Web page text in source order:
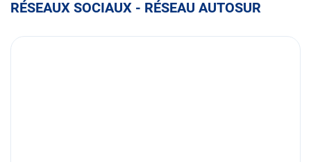
RÉSEAUX SOCIAUX - RÉSEAU AUTOSUR